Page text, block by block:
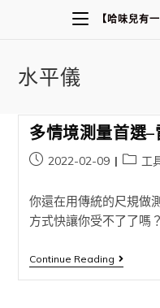
【哈味兒有
水平儀
多情境測量首選–
2022-02-09 工
你還在用傳統的尺規做
方式快讓你受不了了嗎
Continue Reading